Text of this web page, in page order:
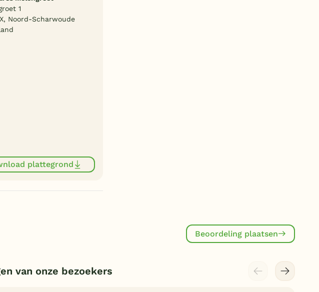
1
Noord-Scharwoude
plattegrond
Beoordeling plaatsen
van onze bezoekers